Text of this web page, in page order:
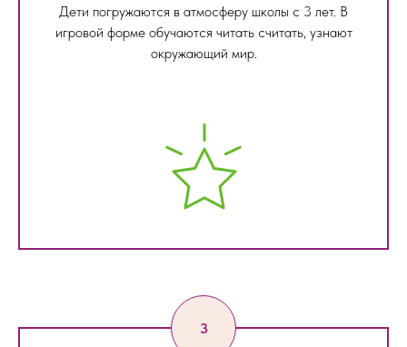
Дети погружаются в атмосферу школы с 3 лет. В
игровой форме обучаются читать считать, узнают
окружающий мир.